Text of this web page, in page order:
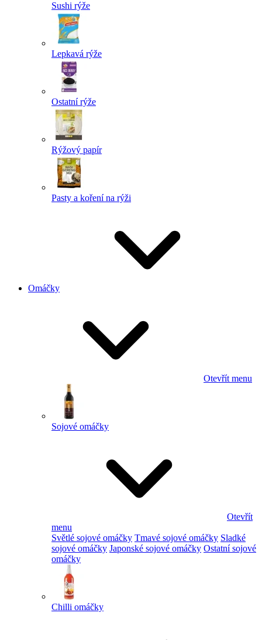
Sushi rýže
Lepkavá rýže
Ostatní rýže
Rýžový papír
Pasty a koření na rýži
Omáčky
Otevřít menu
Sojové omáčky
Otevřít
menu
Světlé sojové omáčky Tmavé sojové omáčky Sladké
sojové omáčky Japonské sojové omáčky Ostatní sojové
omáčky
Chilli omáčky